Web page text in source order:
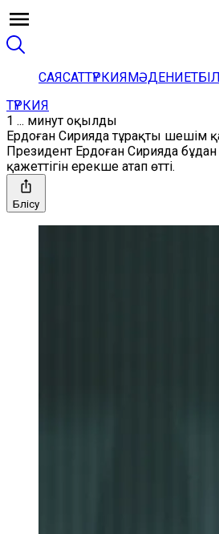
САЯСАТТҮРКИЯМӘДЕНИЕТ
ТҮРКИЯ
1 ... минут оқылды
Ердоған Сирияда тұрақты шешім
Президент Ердоған Сирияда
қажеттігін ерекше атап өтті.
Бөлісу